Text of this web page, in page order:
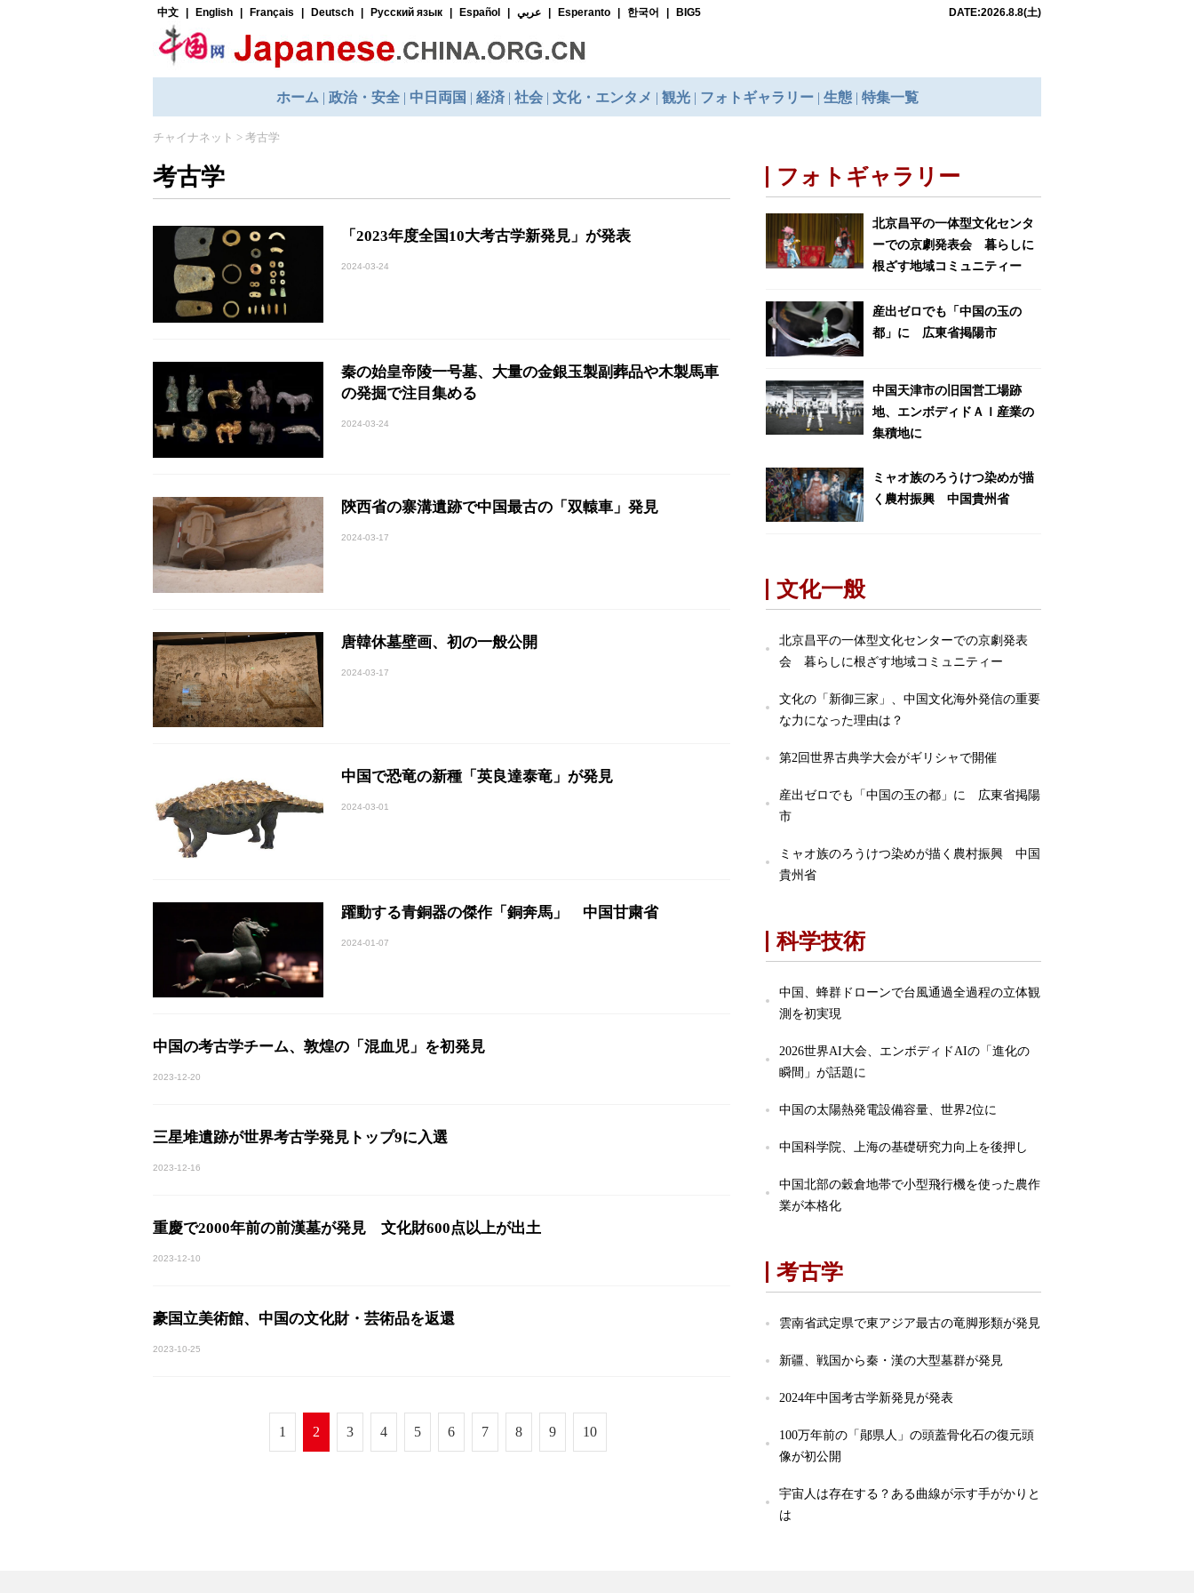
チャイナネット > 考古学
考古学
「2023年度全国10大考古学新発見」が発表
2024-03-24
秦の始皇帝陵一号墓、大量の金銀玉製副葬品や木製馬車
の発掘で注目集める
2024-03-24
陝西省の寨溝遺跡で中国最古の「双轅車」発見
2024-03-17
唐韓休墓壁画、初の一般公開
2024-03-17
中国で恐竜の新種「英良達泰竜」が発見
2024-03-01
躍動する青銅器の傑作「銅奔馬」 中国甘粛省
2024-01-07
中国の考古学チーム、敦煌の「混血児」を初発見
2023-12-20
三星堆遺跡が世界考古学発見トップ9に入選
2023-12-16
重慶で2000年前の前漢墓が発見 文化財600点以上が出土
2023-12-10
豪国立美術館、中国の文化財・芸術品を返還
2023-10-25
1 2 3 4 5 6 7 8 9 10
フォトギャラリー
北京昌平の一体型文化センタ
ーでの京劇発表会 暮らしに
根ざす地域コミュニティー
産出ゼロでも「中国の玉の
都」に 広東省掲陽市
中国天津市の旧国営工場跡
地、エンボディドＡＩ産業の
集積地に
ミャオ族のろうけつ染めが描
く農村振興 中国貴州省
文化一般
北京昌平の一体型文化センターでの京劇発表
会 暮らしに根ざす地域コミュニティー
文化の「新御三家」、中国文化海外発信の重要
な力になった理由は？
第2回世界古典学大会がギリシャで開催
産出ゼロでも「中国の玉の都」に 広東省掲陽
市
ミャオ族のろうけつ染めが描く農村振興 中国
貴州省
科学技術
中国、蜂群ドローンで台風通過全過程の立体観
測を初実現
2026世界AI大会、エンボディドAIの「進化の
瞬間」が話題に
中国の太陽熱発電設備容量、世界2位に
中国科学院、上海の基礎研究力向上を後押し
中国北部の穀倉地帯で小型飛行機を使った農作
業が本格化
考古学
雲南省武定県で東アジア最古の竜脚形類が発見
新疆、戦国から秦・漢の大型墓群が発見
2024年中国考古学新発見が発表
100万年前の「鄖県人」の頭蓋骨化石の復元頭
像が初公開
宇宙人は存在する？ある曲線が示す手がかりと
は